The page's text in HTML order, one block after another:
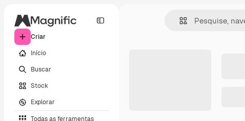
Criar
Início
Buscar
Stock
Explorar
Todas as ferramentas